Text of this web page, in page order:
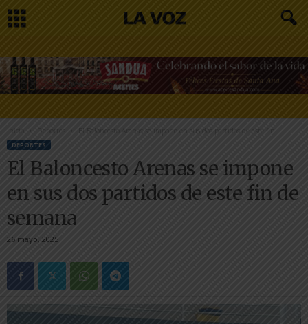
Inicio El Baloncesto Arenas se impone en sus dos partidos de este fin...
DEPORTES
El Baloncesto Arenas se impone
en sus dos partidos de este fin de
semana
26 mayo, 2025